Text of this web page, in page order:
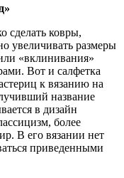
сделать ковры,
увеличивать размеры
«вклинивания»
Вот и салфетка
к вязанию на
название
в дизайн
более
В его вязании нет
приведенными